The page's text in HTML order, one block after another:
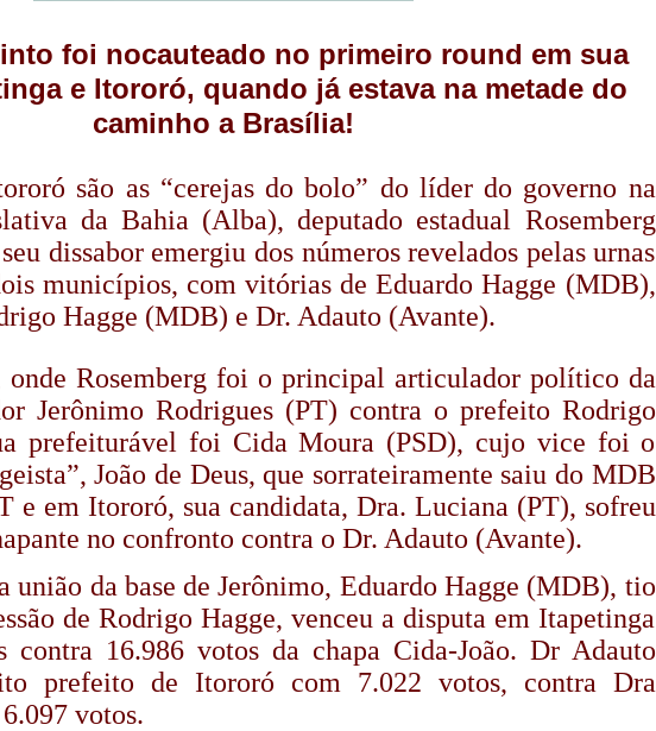
foi nocauteado no primeiro round em sua
e Itororó, quando já estava na metade do
caminho a Brasília!
são as “cerejas do bolo” do líder do governo na
da Bahia (Alba), deputado estadual Rosemberg
dissabor emergiu dos números revelados pelas urnas
municípios, com vitórias de Eduardo Hagge (MDB),
Hagge (MDB) e Dr. Adauto (Avante).
Rosemberg foi o principal articulador político da
Jerônimo Rodrigues (PT) contra o prefeito Rodrigo
prefeiturável foi Cida Moura (PSD), cujo vice foi o
João de Deus, que sorrateiramente saiu do MDB
e em Itororó, sua candidata, Dra. Luciana (PT), sofreu
no confronto contra o Dr. Adauto (Avante).
união da base de Jerônimo, Eduardo Hagge (MDB), tio
de Rodrigo Hagge, venceu a disputa em Itapetinga
contra 16.986 votos da chapa Cida-João. Dr Adauto
prefeito de Itororó com 7.022 votos, contra Dra
votos.